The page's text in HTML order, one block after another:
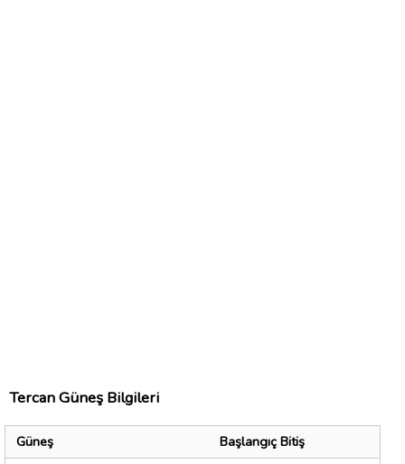
Tercan Güneş Bilgileri
Güneş
Başlangıç Bitiş